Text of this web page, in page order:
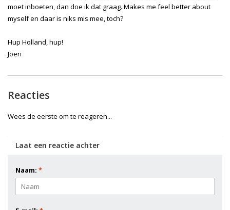
moet inboeten, dan doe ik dat graag. Makes me feel better about
myself en daar is niks mis mee, toch?
Hup Holland, hup!
Joeri
Reacties
Wees de eerste om te reageren...
Laat een reactie achter
Naam: *